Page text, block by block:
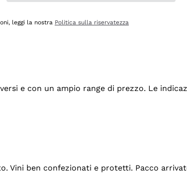
e con un ampio range di prezzo. Le
Vini ben confezionati e protetti. Pacco
leggi la nostra Politica sulla riservatezza